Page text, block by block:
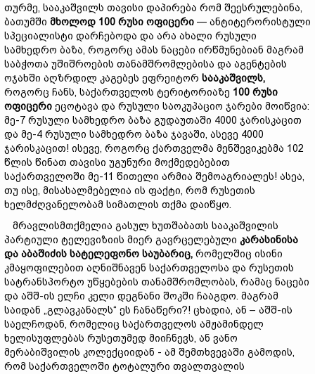
თურმე, სააკაშვილს თავისი დაპირება რომ შეესრულებინა,
ბათუმში მხოლოდ 100 რუსი ოფიცერი — ანტიტერორისტული
სპეციალისტი დარჩებოდა და არა ახალი რუსული
სამხედრო ბაზა, როგორც ამას ნაცები ირწმუნებიან მაგრამ
საბჭოთა უშიშროების თანამშრომლებისა და აგენტების
ოჯახში აღზრდილ კაგებეს ეფრეიტორ სააკაშვილს,
როგორც ჩანს, საქართველოს ტერიტორიაზე 100 რუსი
ოფიცერი ეცოტავა და რუსული საოკუპაციო ჯარები მოიწვია:
მე-7 რუსული სამხედრო ბაზა გუდაუთაში 4000 ჯარისკაცით
და მე-4 რუსული სამხედრო ბაზა ჯავაში, ასევე 4000
ჯარისკაცით! ისევე, როგორც ქართველმა მენშევიკებმა 102
წლის წინათ თავისი უგუნური მოქმედებებით
საქართველოში მე-11 წითელი არმია შემოაგრიალეს! ასეა,
თუ ისე, მისასალმებელია ის ფაქტი, რომ რუსეთის
ხელმძღვანელობამ სიმათლის თქმა დაიწყო.
მრავლისმთქმელია გასულ ხუთშაბათს სააკაშვილის
პარტიული ტელევიზიის მიერ გავრცელებული კარასინისა
და აბაშიძის სატელეფონო საუბარიც, რომელშიც ისინი
კმაყოფილებით აღნიშნავენ საქართველოსა და რუსეთის
სატრანსპორტო უწყებების თანამშრომლობას, რამაც ნაცები
და აშშ-ის ელჩი კელი დეგნანი შოკში ჩააგდო. მაგრამ
საიდან „გლავკანალს“ ეს ჩანაწერი?! ცხადია, ან – აშშ-ის
საელჩოდან, რომელიც საქართველოს ამჟამინდელ
ხელისუფლებას რუსეთუმედ მიიჩნევს, ან ვანო
მერაბიშვილის კოლექციიდან - ამ შემთხვევაში გამოდის,
რომ საქართველოში ტოტალური თვალთვალის